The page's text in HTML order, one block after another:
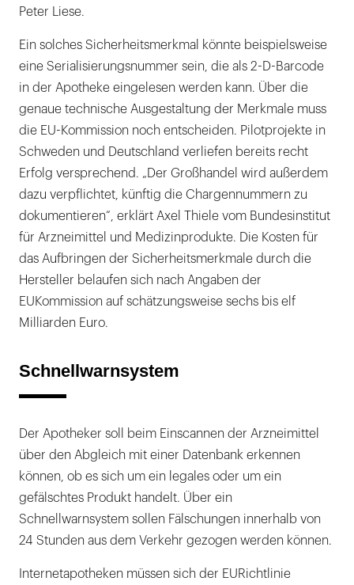
Peter Liese.
Ein solches Sicherheitsmerkmal könnte beispielsweise
eine Serialisierungsnummer sein, die als 2-D-Barcode
in der Apotheke eingelesen werden kann. Über die
genaue technische Ausgestaltung der Merkmale muss
die EU-Kommission noch entscheiden. Pilotprojekte in
Schweden und Deutschland verliefen bereits recht
Erfolg versprechend. „Der Großhandel wird außerdem
dazu verpflichtet, künftig die Chargennummern zu
dokumentieren“, erklärt Axel Thiele vom Bundesinstitut
für Arzneimittel und Medizinprodukte. Die Kosten für
das Aufbringen der Sicherheitsmerkmale durch die
Hersteller belaufen sich nach Angaben der
EUKommission auf schätzungsweise sechs bis elf
Milliarden Euro.
Schnellwarnsystem
Der Apotheker soll beim Einscannen der Arzneimittel
über den Abgleich mit einer Datenbank erkennen
können, ob es sich um ein legales oder um ein
gefälschtes Produkt handelt. Über ein
Schnellwarnsystem sollen Fälschungen innerhalb von
24 Stunden aus dem Verkehr gezogen werden können.
Internetapotheken müssen sich der EURichtlinie